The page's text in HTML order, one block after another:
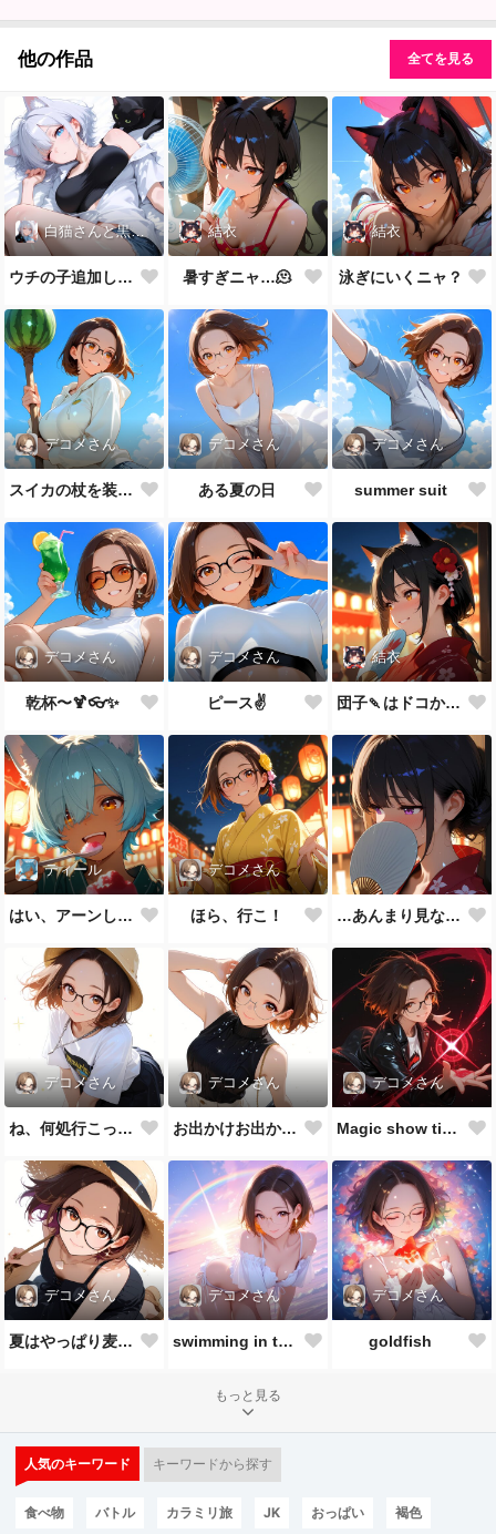
他の作品 全てを見る
白猫さんと黒猫先生
ウチの子追加しました
結衣
暑すぎニャ…🫠
結衣
泳ぎにいくニャ？
デコメさん
スイカの杖を装備した
デコメさん
ある夏の日
デコメさん
summer suit
デコメさん
乾杯〜🍹👓✨
デコメさん
ピース✌️
結衣
団子🍡はドコかニャ？
ティール
はい、アーンして♪
デコメさん
ほら、行こ！ …あんまり見ないでよ
デコメさん
ね、何処行こっか？
デコメさん
お出かけお出かけ♪
デコメさん
Magic show time!!
デコメさん
夏はやっぱり麦わら帽子👒
デコメさん
swimming in the sea
デコメさん
goldfish
もっと見る
人気のキーワード キーワードから探す
食べ物 バトル カラミリ旅 JK おっぱい 褐色